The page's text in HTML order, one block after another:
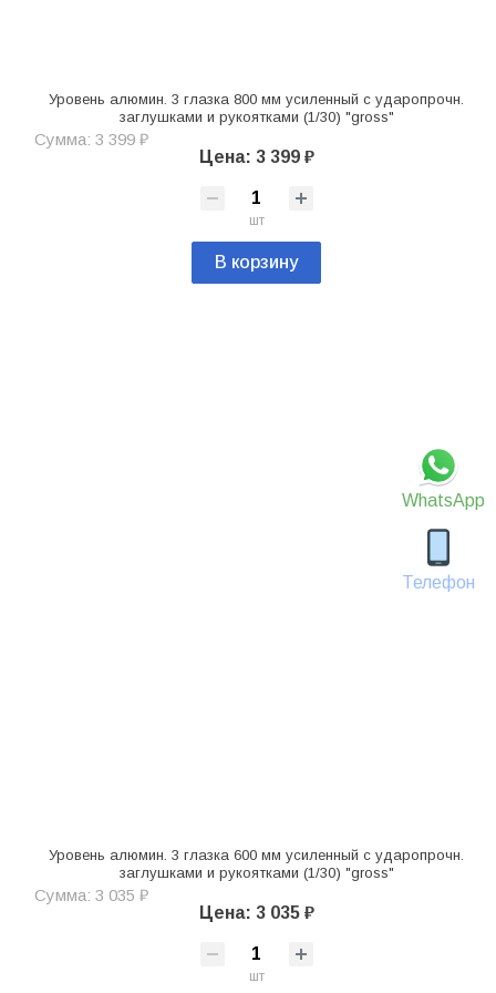
WhatsApp
Телефон
Уровень алюмин. 3 глазка 800 мм усиленный с ударопрочн.
заглушками и рукоятками (1/30) "gross"
Сумма: 3 399 ₽
Цена: 3 399 ₽
шт
В корзину
Уровень алюмин. 3 глазка 600 мм усиленный с ударопрочн.
заглушками и рукоятками (1/30) "gross"
Сумма: 3 035 ₽
Цена: 3 035 ₽
шт